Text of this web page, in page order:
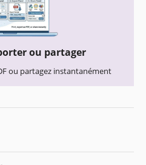
ou partager
ou partagez instantanément